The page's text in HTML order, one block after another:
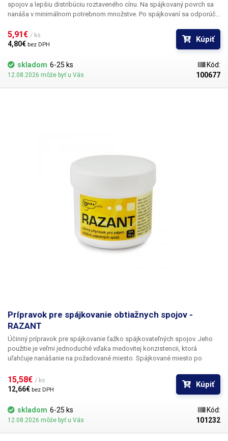
spojov a lepšiu distribúciu roztaveného cínu. Na spájkovaný povrch sa
nanáša v minimálnom potrebnom množstve. Po spájkovaní sa odporúča
5,91€ / ks
4,80€ bez DPH
Kúpiť
skladom 6-25 ks
12.08.2026 môže byť u Vás
Kód:
100677
Prípravok pre spájkovanie obtiažnych spojov -
RAZANT
Účinný prípravok pre spájkovanie ťažko spájkovateľných spojov. Jeho
použitie je veľmi jednoduché vďaka medovitej konzistencii, ktorá
uľahčuje nanášanie na požadované miesto. Spájkované miesto po
spájkovačky so zvolenou spájkovacou zliatinou do doby, kedy spájka
plynule namočí spájkované miesto.
15,58€ / ks
12,66€ bez DPH
Kúpiť
skladom 6-25 ks
12.08.2026 môže byť u Vás
Kód:
101232